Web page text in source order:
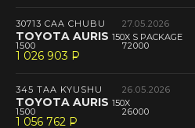
30713 CAA CHUBU 27.05.2026
TOYOTA AURIS 150X S PACKAGE
1500 72000
1 026 903 P
--
345 TAA KYUSHU 26.05.2026
TOYOTA AURIS 150X
1500 26000
1 056 762 P
--